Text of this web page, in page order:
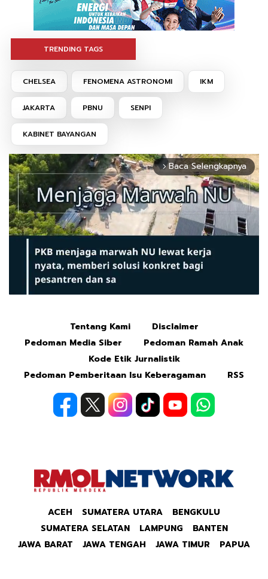
TRENDING TAGS
CHELSEA FENOMENA ASTRONOMI IKM
JAKARTA PBNU SENPI
KABINET BAYANGAN
arrow_forward_ios Baca Selengkapnya
Tentang Kami
Disclaimer
Pedoman Media Siber
Pedoman Ramah Anak
Kode Etik Jurnalistik
Pedoman Pemberitaan Isu Keberagaman
RSS
ACEH SUMATERA UTARA
BENGKULU
SUMATERA SELATAN
LAMPUNG
BANTEN
JAWA BARAT
JAWA TENGAH JAWA TIMUR PAPUA